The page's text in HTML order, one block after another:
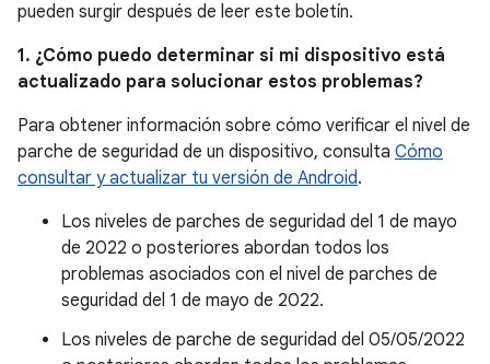
pueden surgir después de leer este boletín.
1. ¿Cómo puedo determinar si mi dispositivo está
actualizado para solucionar estos problemas?
Para obtener información sobre cómo verificar el nivel de
parche de seguridad de un dispositivo, consulta Cómo
consultar y actualizar tu versión de Android.
Los niveles de parches de seguridad del 1 de mayo
de 2022 o posteriores abordan todos los
problemas asociados con el nivel de parches de
seguridad del 1 de mayo de 2022.
Los niveles de parche de seguridad del 05/05/2022